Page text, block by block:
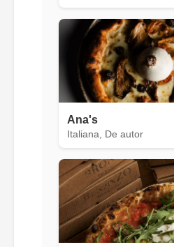
Ana's
Italiana, De autor